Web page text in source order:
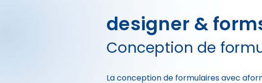
designer &
Conception de
La conception de formulaires avec